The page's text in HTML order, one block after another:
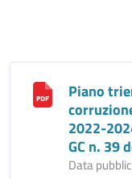
Piano
2022-
GC n. 39
Data